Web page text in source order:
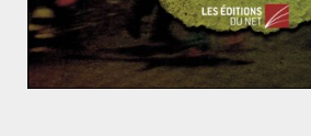
croissance quand le marché français
inhérentes aux fusions-acquisitions.
économique a également contribué